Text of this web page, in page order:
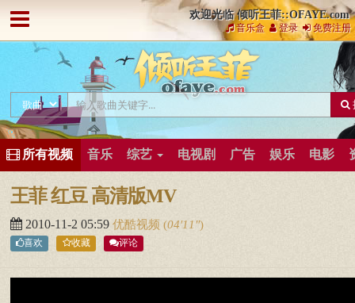
欢迎光临 倾听王菲::OFAYE.com
音乐盒 登录 免费注册
所有视频 音乐 综艺 电视剧 广告 娱乐 电影
王菲 红豆 高清版MV
2010-11-2 05:59 优酷视频 (04′11″)
喜欢 收藏 评论